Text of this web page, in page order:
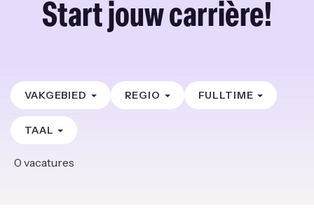
Start jouw carrière!
VAKGEBIED REGIO FULLTIME
TAAL
0 vacatures